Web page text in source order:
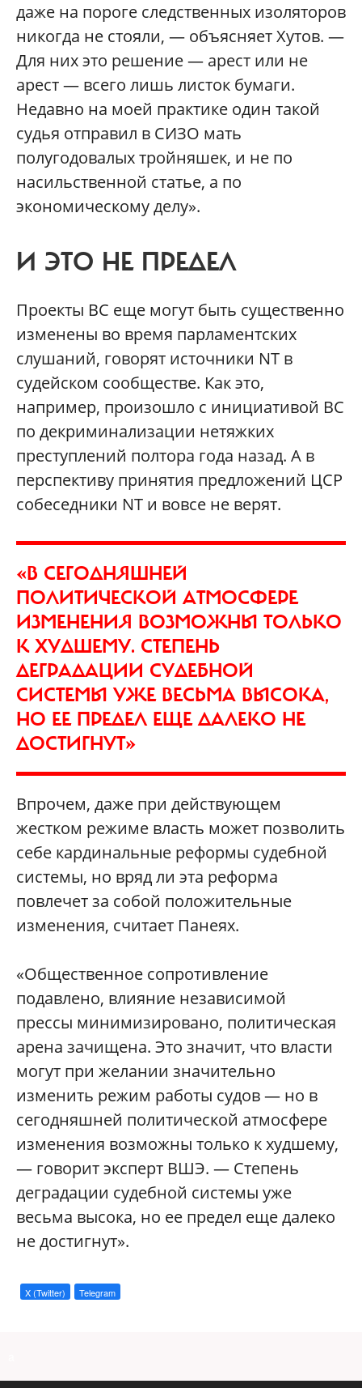
даже на пороге следственных изоляторов
никогда не стояли, — объясняет Хутов. —
Для них это решение — арест или не
арест — всего лишь листок бумаги.
Недавно на моей практике один такой
судья отправил в СИЗО мать
полугодовалых тройняшек, и не по
насильственной статье, а по
экономическому делу».
И ЭТО НЕ ПРЕДЕЛ
Проекты ВС еще могут быть существенно
изменены во время парламентских
слушаний, говорят источники NT в
судейском сообществе. Как это,
например, произошло с инициативой ВС
по декриминализации нетяжких
преступлений полтора года назад. А в
перспективу принятия предложений ЦСР
собеседники NT и вовсе не верят.
«В СЕГОДНЯШНЕЙ
ПОЛИТИЧЕСКОЙ АТМОСФЕРЕ
ИЗМЕНЕНИЯ ВОЗМОЖНЫ ТОЛЬКО
К ХУДШЕМУ. СТЕПЕНЬ
ДЕГРАДАЦИИ СУДЕБНОЙ
СИСТЕМЫ УЖЕ ВЕСЬМА ВЫСОКА,
НО ЕЕ ПРЕДЕЛ ЕЩЕ ДАЛЕКО НЕ
ДОСТИГНУТ»
Впрочем, даже при действующем
жестком режиме власть может позволить
себе кардинальные реформы судебной
системы, но вряд ли эта реформа
повлечет за собой положительные
изменения, считает Панеях.
«Общественное сопротивление
подавлено, влияние независимой
прессы минимизировано, политическая
арена зачищена. Это значит, что власти
могут при желании значительно
изменить режим работы судов — но в
сегодняшней политической атмосфере
изменения возможны только к худшему,
— говорит эксперт ВШЭ. — Степень
деградации судебной системы уже
весьма высока, но ее предел еще далеко
не достигнут».
X (Twitter) Telegram